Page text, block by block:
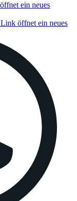
ein neues
öffnet ein neues